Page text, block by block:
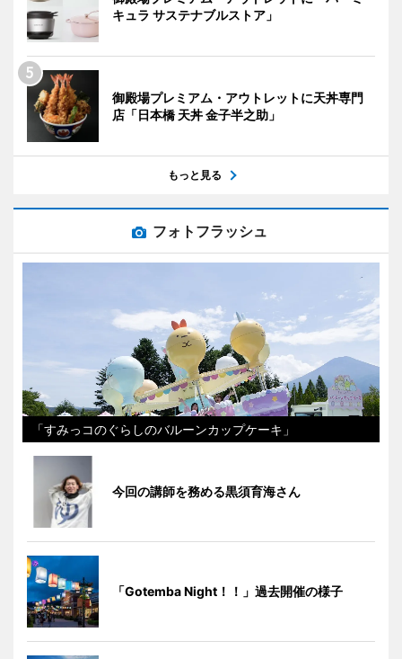
キュラ サステナブルストア」
御殿場プレミアム・アウトレットに天丼専門
店「日本橋 天丼 金子半之助」
もっと見る
フォトフラッシュ
「すみっコのぐらしのバルーンカップケーキ」
今回の講師を務める黒須育海さん
「Gotemba Night！！」過去開催の様子